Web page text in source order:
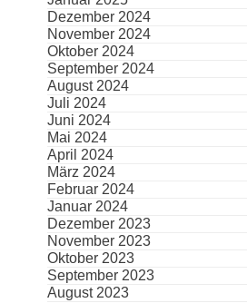
Dezember 2024
November 2024
Oktober 2024
September 2024
August 2024
Juli 2024
Juni 2024
Mai 2024
April 2024
März 2024
Februar 2024
Januar 2024
Dezember 2023
November 2023
Oktober 2023
September 2023
August 2023